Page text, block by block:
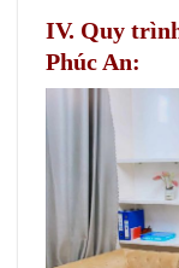
IV. Quy
Phúc An: